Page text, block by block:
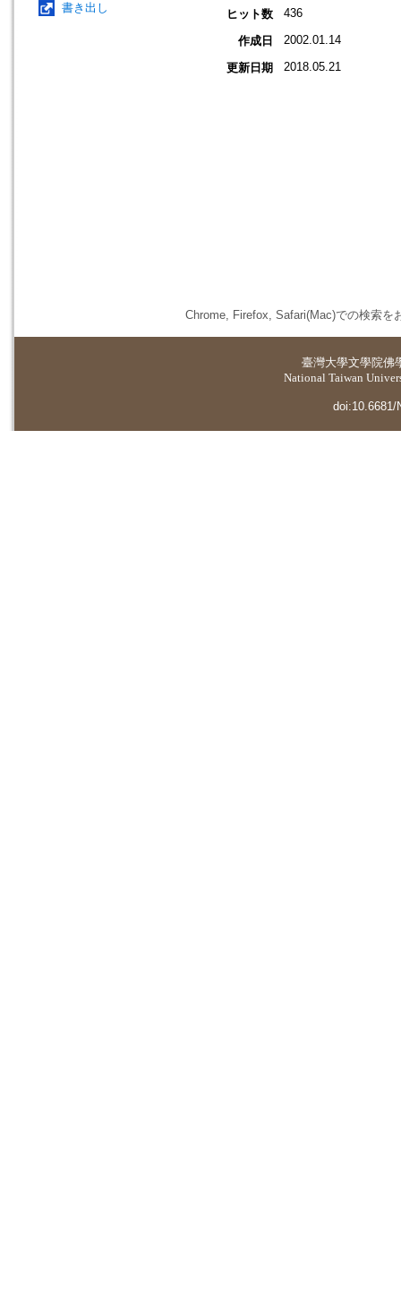
書き出し
ヒット数
436
作成日 2002.01.14
更新日期 2018.05.21
Chrome, Firefox, Safari(Mac)での検索を
臺灣大學文學院佛
National Taiwan
doi:10.6681/